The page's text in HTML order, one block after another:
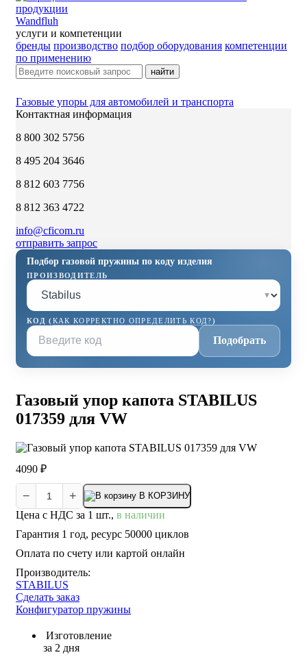
Wandfluh
услуги и компетенции
бренды производство подбор оборудования компетенции
по применению
найти
Газовые упоры для автомобилей и транспорта
Контактная информация
8 800 302 5756
8 495 204 3646
8 812 603 7756
8 812 363 4722
info@cficom.ru
отправить запрос
Подбор газовой пружины по коду изделия
ПРОИЗВОДИТЕЛЬ
▾
КОД (КАК КОРРЕКТНО ОПРЕДЕЛИТЬ КОД?)
Подобрать
Газовый упор капота STABILUS
017359 для VW
4090 ₽
− + В КОРЗИНУ
Цена с НДС за 1 шт., в наличии
Гарантия 1 год, ресурс 50000 циклов
Оплата по счету или картой онлайн
Производитель:
STABILUS
Сделать заказ
Конфигуратор пружины
Изготовление
за 2 дня